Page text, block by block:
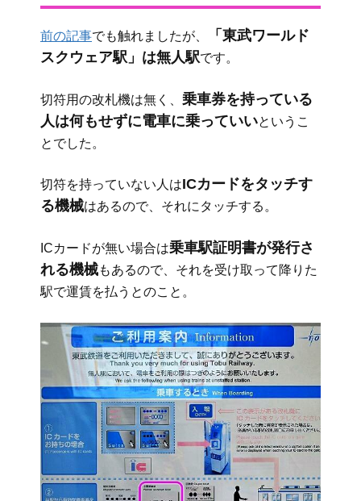
前の記事でも触れましたが、
「東武ワールド
スクウェア駅」は無人駅です。
切符用の改札機は無く、 乗車券を持っている
人は何もせずに電車に乗っていいというこ
とでした。
切符を持っていない人はICカードをタッチす
る機械はあるので、それにタッチする。
ICカードが無い場合は乗車駅証明書が発行さ
れる機械もあるので、それを受け取って降りた
駅で運賃を払うとのこと。